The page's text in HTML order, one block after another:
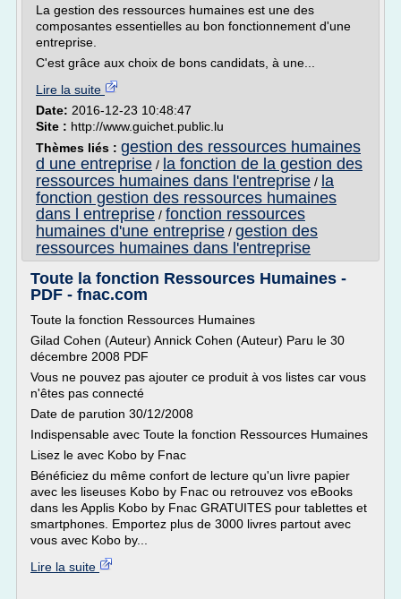
La gestion des ressources humaines est une des
composantes essentielles au bon fonctionnement d'une
entreprise.
C'est grâce aux choix de bons candidats, à une...
Lire la suite
Date: 2016-12-23 10:48:47
Site : http://www.guichet.public.lu
Thèmes liés : gestion des ressources humaines
d une entreprise / la fonction de la gestion des
ressources humaines dans l'entreprise / la
fonction gestion des ressources humaines
dans l entreprise / fonction ressources
humaines d'une entreprise / gestion des
ressources humaines dans l'entreprise
Toute la fonction Ressources Humaines -
PDF - fnac.com
Toute la fonction Ressources Humaines
Gilad Cohen (Auteur) Annick Cohen (Auteur) Paru le 30
décembre 2008 PDF
Vous ne pouvez pas ajouter ce produit à vos listes car vous
n'êtes pas connecté
Date de parution 30/12/2008
Indispensable avec Toute la fonction Ressources Humaines
Lisez le avec Kobo by Fnac
Bénéficiez du même confort de lecture qu'un livre papier
avec les liseuses Kobo by Fnac ou retrouvez vos eBooks
dans les Applis Kobo by Fnac GRATUITES pour tablettes et
smartphones. Emportez plus de 3000 livres partout avec
vous avec Kobo by...
Lire la suite